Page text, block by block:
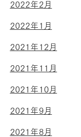
2022年2月
2022年1月
2021年12月
2021年11月
2021年10月
2021年9月
2021年8月